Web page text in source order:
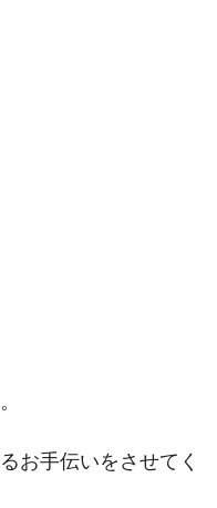
お手伝いをさせてく